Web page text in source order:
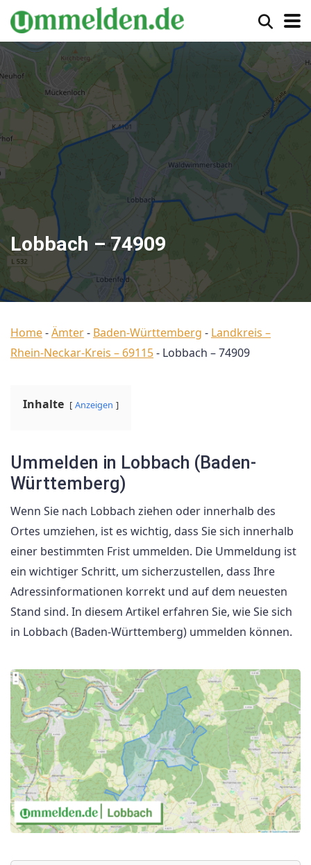
Lobbach – 74909
Home-Ämter- Baden-Württemberg - Landkreis –
Rhein-Neckar-Kreis – 69115- Lobbach – 74909
Inhalte Anzeigen
Ummelden in Lobbach (Baden-
Württemberg)
Wenn Sie nach Lobbach ziehen oder innerhalb des
Ortes umziehen, ist es wichtig, dass Sie sich innerhalb
einer bestimmten Frist ummelden. Die Ummeldung ist
ein wichtiger Schritt, um sicherzustellen, dass Ihre
Adressinformationen korrekt und auf dem neuesten
Stand sind. In diesem Artikel erfahren Sie, wie Sie sich
in Lobbach (Baden-Württemberg) ummelden können.